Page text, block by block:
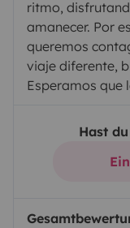
ritmo,
amanecer. Por
queremos
viaje diferente,
Esperamos que
Hast